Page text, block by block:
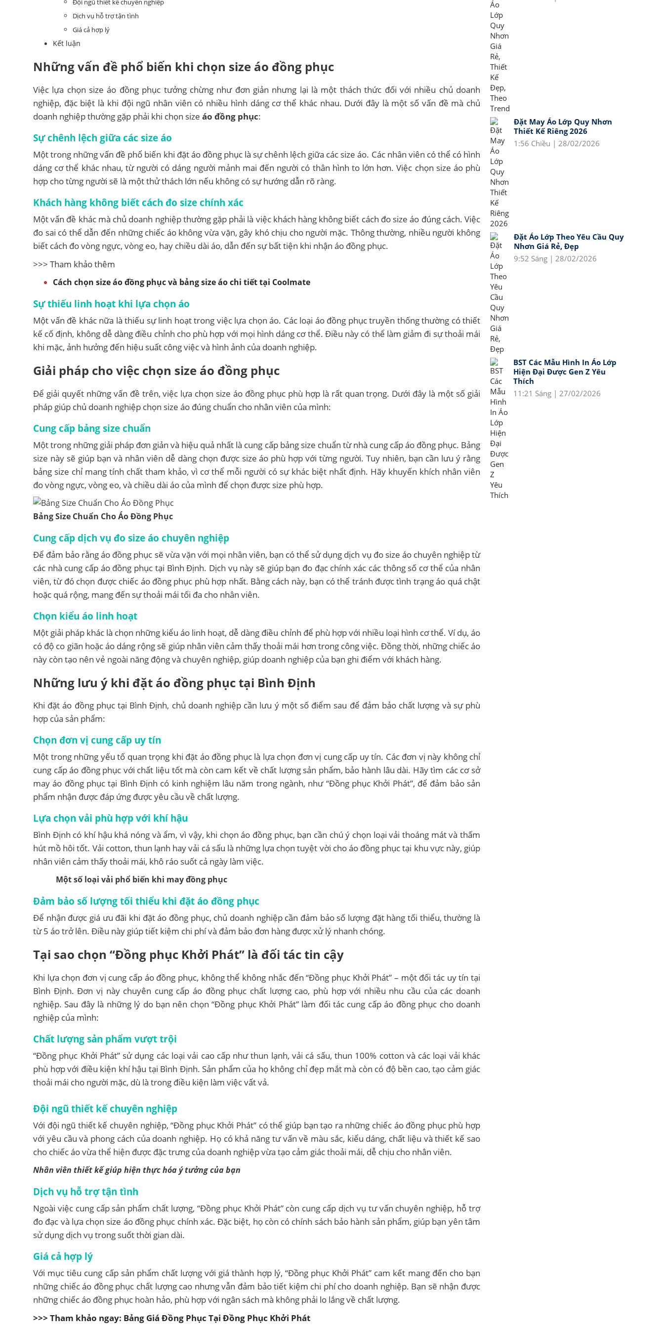
Đội ngũ thiết kế chuyên nghiệp
Dịch vụ hỗ trợ tận tình
Giá cả hợp lý
Kết luận
Những vấn đề phổ biến khi chọn size áo đồng phục
Việc lựa chọn size áo đồng phục tưởng chừng như đơn giản nhưng lại là một thách thức đối với nhiều chủ doanh
nghiệp, đặc biệt là khi đội ngũ nhân viên có nhiều hình dáng cơ thể khác nhau. Dưới đây là một số vấn đề mà chủ
doanh nghiệp thường gặp phải khi chọn size áo đồng phục:
Sự chênh lệch giữa các size áo
Một trong những vấn đề phổ biến khi đặt áo đồng phục là sự chênh lệch giữa các size áo. Các nhân viên có thể có hình
dáng cơ thể khác nhau, từ người có dáng người mảnh mai đến người có thân hình to lớn hơn. Việc chọn size áo phù
hợp cho từng người sẽ là một thử thách lớn nếu không có sự hướng dẫn rõ ràng.
Khách hàng không biết cách đo size chính xác
Một vấn đề khác mà chủ doanh nghiệp thường gặp phải là việc khách hàng không biết cách đo size áo đúng cách. Việc
đo sai có thể dẫn đến những chiếc áo không vừa vặn, gây khó chịu cho người mặc. Thông thường, nhiều người không
biết cách đo vòng ngực, vòng eo, hay chiều dài áo, dẫn đến sự bất tiện khi nhận áo đồng phục.
>>> Tham khảo thêm
Cách chọn size áo đồng phục và bảng size áo chi tiết tại Coolmate
Sự thiếu linh hoạt khi lựa chọn áo
Một vấn đề khác nữa là thiếu sự linh hoạt trong việc lựa chọn áo. Các loại áo đồng phục truyền thống thường có thiết
kế cố định, không dễ dàng điều chỉnh cho phù hợp với mọi hình dáng cơ thể. Điều này có thể làm giảm đi sự thoải mái
khi mặc, ảnh hưởng đến hiệu suất công việc và hình ảnh của doanh nghiệp.
Giải pháp cho việc chọn size áo đồng phục
Để giải quyết những vấn đề trên, việc lựa chọn size áo đồng phục phù hợp là rất quan trọng. Dưới đây là một số giải
pháp giúp chủ doanh nghiệp chọn size áo đúng chuẩn cho nhân viên của mình:
Cung cấp bảng size chuẩn
Một trong những giải pháp đơn giản và hiệu quả nhất là cung cấp bảng size chuẩn từ nhà cung cấp áo đồng phục. Bảng
size này sẽ giúp bạn và nhân viên dễ dàng chọn được size áo phù hợp với từng người. Tuy nhiên, bạn cần lưu ý rằng
bảng size chỉ mang tính chất tham khảo, vì cơ thể mỗi người có sự khác biệt nhất định. Hãy khuyến khích nhân viên
đo vòng ngực, vòng eo, và chiều dài áo của mình để chọn được size phù hợp.
Bảng Size Chuẩn Cho Áo Đồng Phục
Cung cấp dịch vụ đo size áo chuyên nghiệp
Để đảm bảo rằng áo đồng phục sẽ vừa vặn với mọi nhân viên, bạn có thể sử dụng dịch vụ đo size áo chuyên nghiệp từ
các nhà cung cấp áo đồng phục tại Bình Định. Dịch vụ này sẽ giúp bạn đo đạc chính xác các thông số cơ thể của nhân
viên, từ đó chọn được chiếc áo đồng phục phù hợp nhất. Bằng cách này, bạn có thể tránh được tình trạng áo quá chật
hoặc quá rộng, mang đến sự thoải mái tối đa cho nhân viên.
Chọn kiểu áo linh hoạt
Một giải pháp khác là chọn những kiểu áo linh hoạt, dễ dàng điều chỉnh để phù hợp với nhiều loại hình cơ thể. Ví dụ, áo
có độ co giãn hoặc áo dáng rộng sẽ giúp nhân viên cảm thấy thoải mái hơn trong công việc. Đồng thời, những chiếc áo
này còn tạo nên vẻ ngoài năng động và chuyên nghiệp, giúp doanh nghiệp của bạn ghi điểm với khách hàng.
Những lưu ý khi đặt áo đồng phục tại Bình Định
Khi đặt áo đồng phục tại Bình Định, chủ doanh nghiệp cần lưu ý một số điểm sau để đảm bảo chất lượng và sự phù
hợp của sản phẩm:
Chọn đơn vị cung cấp uy tín
Một trong những yếu tố quan trọng khi đặt áo đồng phục là lựa chọn đơn vị cung cấp uy tín. Các đơn vị này không chỉ
cung cấp áo đồng phục với chất liệu tốt mà còn cam kết về chất lượng sản phẩm, bảo hành lâu dài. Hãy tìm các cơ sở
may áo đồng phục tại Bình Định có kinh nghiệm lâu năm trong ngành, như “Đồng phục Khởi Phát”, để đảm bảo sản
phẩm nhận được đáp ứng được yêu cầu về chất lượng.
Lựa chọn vải phù hợp với khí hậu
Bình Định có khí hậu khá nóng và ẩm, vì vậy, khi chọn áo đồng phục, bạn cần chú ý chọn loại vải thoáng mát và thấm
hút mồ hôi tốt. Vải cotton, thun lạnh hay vải cá sấu là những lựa chọn tuyệt vời cho áo đồng phục tại khu vực này, giúp
nhân viên cảm thấy thoải mái, khô ráo suốt cả ngày làm việc.
Một số loại vải phổ biến khi may đồng phục
Đảm bảo số lượng tối thiểu khi đặt áo đồng phục
Để nhận được giá ưu đãi khi đặt áo đồng phục, chủ doanh nghiệp cần đảm bảo số lượng đặt hàng tối thiểu, thường là
từ 5 áo trở lên. Điều này giúp tiết kiệm chi phí và đảm bảo đơn hàng được xử lý nhanh chóng.
Tại sao chọn “Đồng phục Khởi Phát” là đối tác tin cậy
Khi lựa chọn đơn vị cung cấp áo đồng phục, không thể không nhắc đến “Đồng phục Khởi Phát” – một đối tác uy tín tại
Bình Định. Đơn vị này chuyên cung cấp áo đồng phục chất lượng cao, phù hợp với nhiều nhu cầu của các doanh
nghiệp. Sau đây là những lý do bạn nên chọn “Đồng phục Khởi Phát” làm đối tác cung cấp áo đồng phục cho doanh
nghiệp của mình:
Chất lượng sản phẩm vượt trội
“Đồng phục Khởi Phát” sử dụng các loại vải cao cấp như thun lạnh, vải cá sấu, thun 100% cotton và các loại vải khác
phù hợp với điều kiện khí hậu tại Bình Định. Sản phẩm của họ không chỉ đẹp mắt mà còn có độ bền cao, tạo cảm giác
thoải mái cho người mặc, dù là trong điều kiện làm việc vất vả.
Đội ngũ thiết kế chuyên nghiệp
Với đội ngũ thiết kế chuyên nghiệp, “Đồng phục Khởi Phát” có thể giúp bạn tạo ra những chiếc áo đồng phục phù hợp
với yêu cầu và phong cách của doanh nghiệp. Họ có khả năng tư vấn về màu sắc, kiểu dáng, chất liệu và thiết kế sao
cho chiếc áo vừa thể hiện được đặc trưng của doanh nghiệp vừa tạo cảm giác thoải mái, dễ chịu cho nhân viên.
Nhân viên thiết kế giúp hiện thực hóa ý tưởng của bạn
Dịch vụ hỗ trợ tận tình
Ngoài việc cung cấp sản phẩm chất lượng, “Đồng phục Khởi Phát” còn cung cấp dịch vụ tư vấn chuyên nghiệp, hỗ trợ
đo đạc và lựa chọn size áo đồng phục chính xác. Đặc biệt, họ còn có chính sách bảo hành sản phẩm, giúp bạn yên tâm
sử dụng dịch vụ trong suốt thời gian dài.
Giá cả hợp lý
Với mục tiêu cung cấp sản phẩm chất lượng với giá thành hợp lý, “Đồng phục Khởi Phát” cam kết mang đến cho bạn
những chiếc áo đồng phục chất lượng cao nhưng vẫn đảm bảo tiết kiệm chi phí cho doanh nghiệp. Bạn sẽ nhận được
những chiếc áo đồng phục hoàn hảo, phù hợp với ngân sách mà không phải lo lắng về chất lượng.
>>> Tham khảo ngay: Bảng Giá Đồng Phục Tại Đồng Phục Khởi Phát
Đặt May Áo Lớp Quy Nhơn
Thiết Kế Riêng 2026
1:56 Chiều | 28/02/2026
Đặt Áo Lớp Theo Yêu Cầu Quy
Nhơn Giá Rẻ, Đẹp
9:52 Sáng | 28/02/2026
BST Các Mẫu Hình In Áo Lớp
Hiện Đại Được Gen Z Yêu
Thích
11:21 Sáng | 27/02/2026